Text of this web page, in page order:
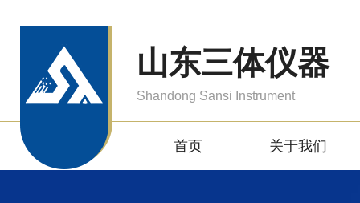
山东三体仪器
Shandong Sansi Instrument
首页 关于我们